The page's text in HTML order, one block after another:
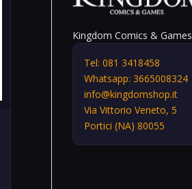
Kingdom Comics & Games
Tel: 081 3418458
Whatsapp: 3665008324
info@kingdomshop.it
Via Vittorio Veneto, 5
Portici (NA) 80055